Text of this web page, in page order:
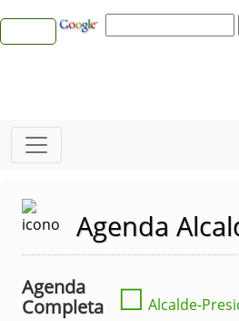
Agenda
Agenda
Completa
☐ Alcalde-